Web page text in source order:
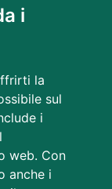
i
la
sul
i
web. Con
anche i
su Linkedin